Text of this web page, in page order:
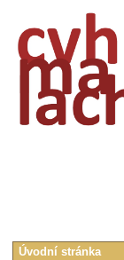
Úvodní stránka